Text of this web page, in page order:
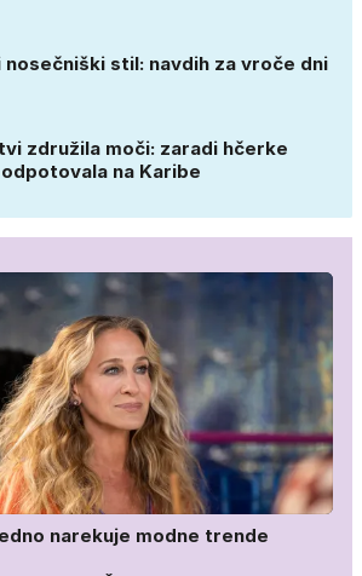
nosečniški stil: navdih za vroče dni
združila moči: zaradi hčerke
na Karibe
narekuje modne trende